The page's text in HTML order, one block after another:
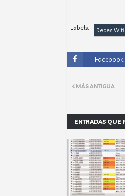
Labels: Redes Wifi
Facebook
MÁS ANTIGUA
ENTRADAS QUE